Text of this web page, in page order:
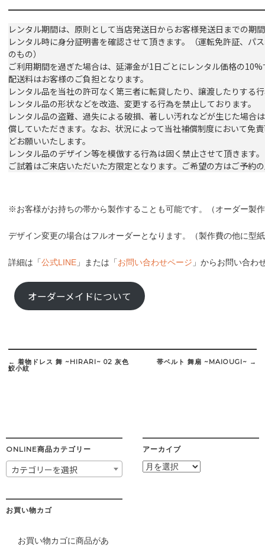
レンタル期間は、原則として当店発送日からお客様発送日までの期
レンタル時に身分証明書を確認させて頂きます。（運転免許証、パ
のもの）
ご利用期間を過ぎた場合は、延滞金が1日ごとにレンタル価格の
配送料はお客様のご負担となります。
レンタル品を当社の許可なく第三者に転貸したり、譲渡したりする
レンタル品の形状などを改造、変更する行為を禁止しております。
レンタル品の盗難、過失による破損、著しい汚れなどが生じた場合
償していただきます。なお、状況によって当社補償制度において免
どお願いいたします。
レンタル品のデザイン等を模倣する行為は固く禁止させて頂きます。
ご試着はご来店いただいた方限定となります。ご希望の方はご予約
※お客様がお持ちの帯から製作することも可能です。（オーダー製
デザイン変更の場合はフルオーダーとなります。（製作費の他に型
詳細は「公式LINE 」または「お問い合わせページ 」からお問い合わ
オーダーメイドについて
Post
navigation
← 着物ドレス 舞 ~HIRARI~ 02 灰色
鮫小紋
帯ベルト 舞扇 ~MAIOUGI~ →
ONLINE商品カテゴリー
カテゴリーを選択
アーカイブ
ア
お買い物カゴ
お買い物カゴに商品があ